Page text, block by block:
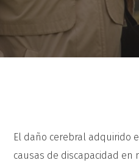
El daño cerebral adquirido
causas de discapacidad en